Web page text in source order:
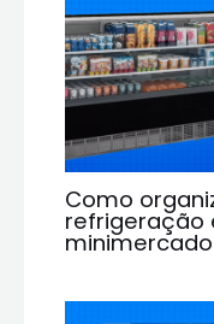
Como
refrigeração